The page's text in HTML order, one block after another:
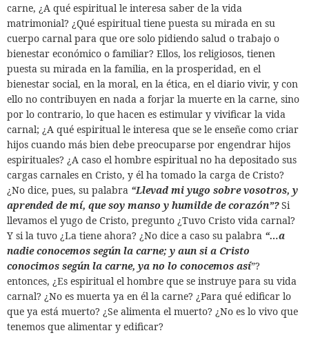
carne, ¿A qué espiritual le interesa saber de la vida
matrimonial? ¿Qué espiritual tiene puesta su mirada en su
cuerpo carnal para que ore solo pidiendo salud o trabajo o
bienestar económico o familiar? Ellos, los religiosos, tienen
puesta su mirada en la familia, en la prosperidad, en el
bienestar social, en la moral, en la ética, en el diario vivir, y con
ello no contribuyen en nada a forjar la muerte en la carne, sino
por lo contrario, lo que hacen es estimular y vivificar la vida
carnal; ¿A qué espiritual le interesa que se le enseñe como criar
hijos cuando más bien debe preocuparse por engendrar hijos
espirituales? ¿A caso el hombre espiritual no ha depositado sus
cargas carnales en Cristo, y él ha tomado la carga de Cristo?
¿No dice, pues, su palabra “Llevad mi yugo sobre vosotros, y
aprended de mí, que soy manso y humilde de corazón”?Si
llevamos el yugo de Cristo, pregunto ¿Tuvo Cristo vida carnal?
Y si la tuvo ¿La tiene ahora? ¿No dice a caso su palabra “…a
nadie conocemos según la carne; y aun si a Cristo
conocimos según la carne, ya no lo conocemos así”?
entonces, ¿Es espiritual el hombre que se instruye para su vida
carnal? ¿No es muerta ya en él la carne? ¿Para qué edificar lo
que ya está muerto? ¿Se alimenta el muerto? ¿No es lo vivo que
tenemos que alimentar y edificar?